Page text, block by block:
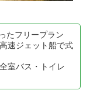
たフリープラン
速ジェット船で式
室バス・トイレ